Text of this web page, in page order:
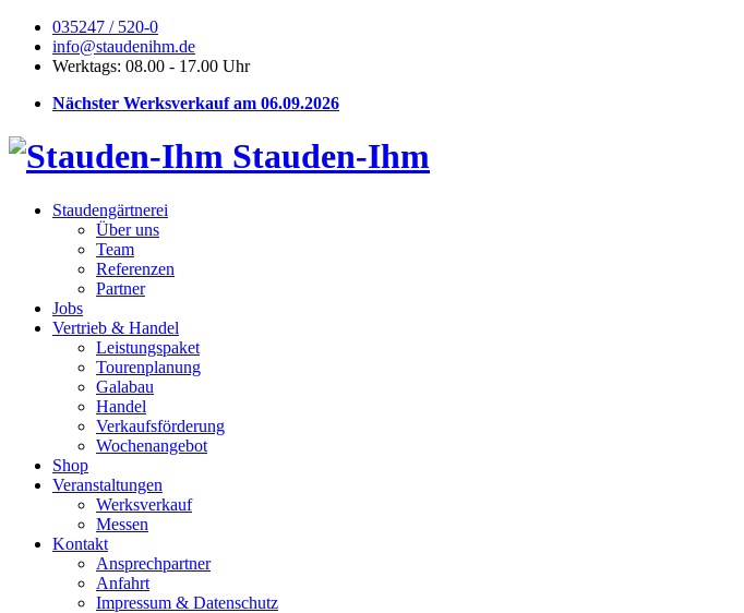
035247 / 520-0
info@staudenihm.de
Werktags: 08.00 - 17.00 Uhr
Nächster Werksverkauf am 06.09.2026
Stauden-Ihm
Staudengärtnerei
Über uns
Team
Referenzen
Partner
Jobs
Vertrieb & Handel
Leistungspaket
Tourenplanung
Galabau
Handel
Verkaufsförderung
Wochenangebot
Shop
Veranstaltungen
Werksverkauf
Messen
Kontakt
Ansprechpartner
Anfahrt
Impressum & Datenschutz